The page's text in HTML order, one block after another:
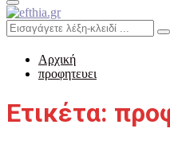
Primary
Menu
Search
for:
Αρχική
προφητευει
Ετικέτα: